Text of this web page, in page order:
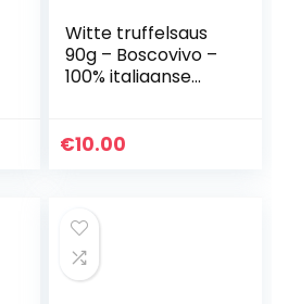
Witte truffelsaus
90g – Boscovivo –
100% italiaanse
€10.00